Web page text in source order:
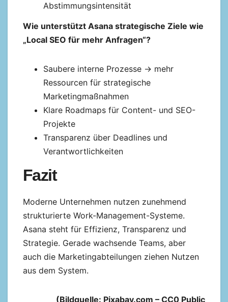
Abstimmungsintensität
Wie unterstützt Asana strategische Ziele wie
„Local SEO für mehr Anfragen“?
Saubere interne Prozesse → mehr
Ressourcen für strategische
Marketingmaßnahmen
Klare Roadmaps für Content- und SEO-
Projekte
Transparenz über Deadlines und
Verantwortlichkeiten
Fazit
Moderne Unternehmen nutzen zunehmend
strukturierte Work-Management-Systeme.
Asana steht für Effizienz, Transparenz und
Strategie. Gerade wachsende Teams, aber
auch die Marketingabteilungen ziehen Nutzen
aus dem System.
(Bildquelle: Pixabay.com – CC0 Public